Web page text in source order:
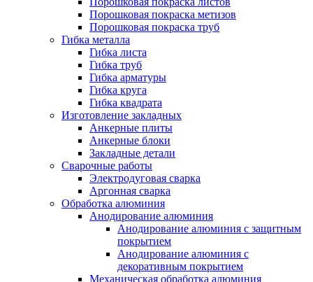
Порошковая покраска метизов
Порошковая покраска труб
Гибка металла
Гибка листа
Гибка труб
Гибка арматуры
Гибка круга
Гибка квадрата
Изготовление закладных
Анкерные плиты
Анкерные блоки
Закладные детали
Сварочные работы
Электродуговая сварка
Аргонная сварка
Обработка алюминия
Анодирование алюминия
Анодирование алюминия с защитным
покрытием
Анодирование алюминия с
декоративным покрытием
Механическая обработка алюминия